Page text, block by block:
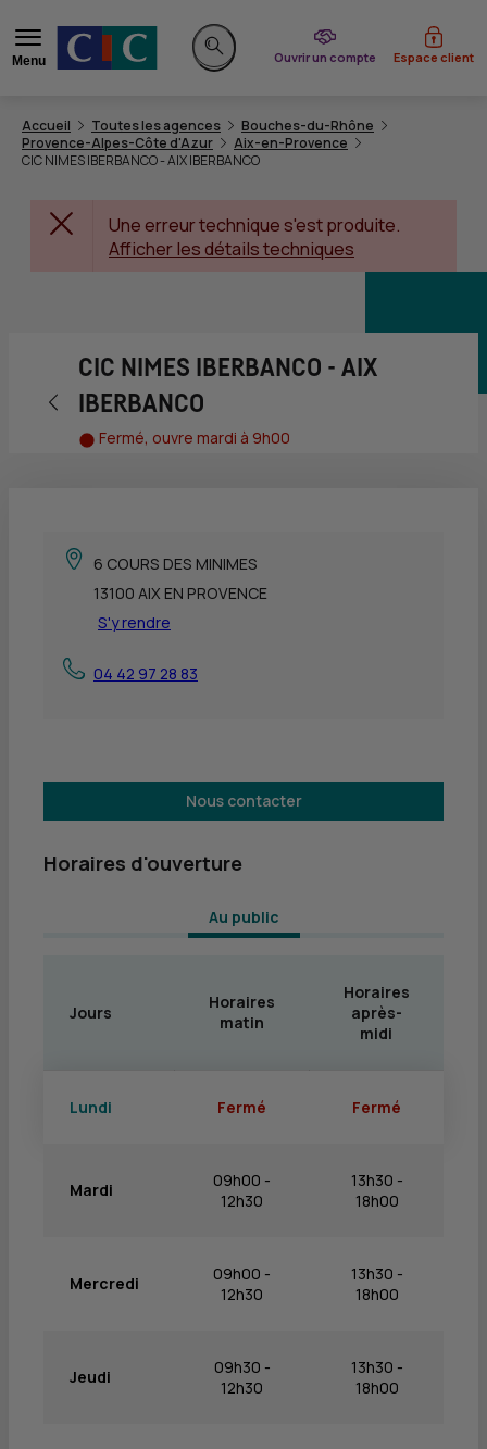
Menu
Rechercher sur le site
Ouvrir un compte
du CIC Espace client
Accueil Toutes les agences
Bouches-du-Rhône
Provence-Alpes-Côte d'Azur
Aix-en-Provence
CIC NIMES IBERBANCO - AIX IBERBANCO
Une erreur technique s'est produite.
Afficher les détails techniques
Retour vers la page précédente
CIC NIMES IBERBANCO - AIX
IBERBANCO
Fermé, ouvre mardi à 9h00
6 COURS DES MINIMES
13100 AIX EN PROVENCE
S'y rendre
04 42 97 28 83
Nous contacter
Horaires d'ouverture
Au public
Jours
Horaires
matin
Horaires
après-
midi
Lundi Fermé Fermé
Mardi
09h00 -
12h30
13h30 -
18h00
Mercredi
09h00 -
12h30
13h30 -
18h00
Jeudi
09h30 -
12h30
13h30 -
18h00